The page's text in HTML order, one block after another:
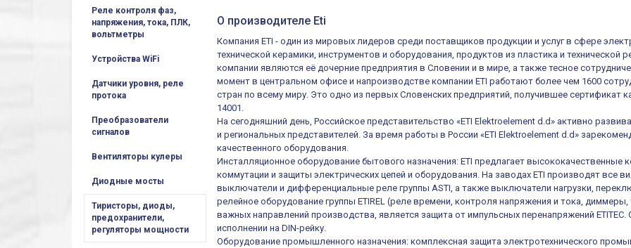
Реле контроля фаз,
напряжения, тока, ПЛК,
вольтметры
Устройства WiFi
Датчики уровня, реле
протока
Преобразователи
сигналов
Вентиляторы кулеры
Диодные мосты
Тиристоры, диоды,
предохранители,
регуляторы мощности
О производителе Eti
Компания ETI - один из мировых лидеров среди поставщиков продукции и услуг в сфере
технической керамики, инструментов и оборудования, продуктов из пластика и
компании являются её дочерние предприятия в Словении и в мире, а также тесное
момент в центральном офисе и напроизводстве компании ETI работают более чем 1600
стран по всему миру. Это одно из первых Словенских предприятий, получившее сертификат
14001.
На сегодняшний день, Российское представительство «ETI Elektroelement d.d» активно
и региональных представителей. За время работы в России «ETI Elektroelement d.d»
качественного оборудования.
Инсталляционное оборудование бытового назначения: ETI предлагает высококачественные
коммутации и защиты электрических цепей и оборудования. На заводах ETI производят все
выключатели и дифференциальные реле группы ASTI, а также выключатели нагрузки,
релейное оборудование группы ETIREL (реле времени, контроля напряжения и тока,
важных направлений производства, является защита от импульсных перенапряжений
исполнении на DIN-рейку.
Оборудование промышленного назначения: комплексная защита электротехнического